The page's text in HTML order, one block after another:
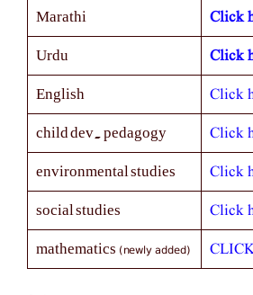
Marathi Click
Urdu Click
English Click
child dev. pedagogy Click
environmental studies Click
social studies Click
mathematics (newly added)